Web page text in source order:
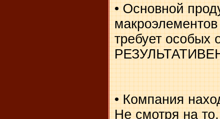
• Основной
требует особых
• Компания
Не смотря на